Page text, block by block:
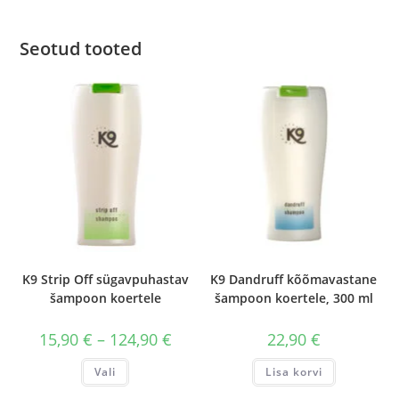
Seotud tooted
K9 Strip Off sügavpuhastav
šampoon koertele
15,90 € – 124,90 €Hinnavahemik:
15,90 €
Vali
Sellel
on
K9 Dandruff kõõmavastane
šampoon koertele, 300 ml
22,90 €
Lisa korvi